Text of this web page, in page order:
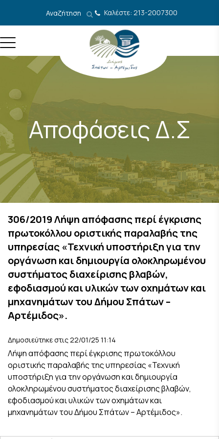
Αναζήτηση Καλέστε: 213-2007300
Αποφάσεις Δ.Σ
306/2019 Λήψη απόφασης περί έγκρισης
πρωτοκόλλου οριστικής παραλαβής της
υπηρεσίας «Τεχνική υποστήριξη για την
οργάνωση και δημιουργία ολοκληρωμένου
συστήματος διαχείρισης βλαβών,
εφοδιασμού και υλικών των οχημάτων και
μηχανημάτων του Δήμου Σπάτων –
Αρτέμιδος».
Δημοσιεύτηκε στις 22/01/25 11:14
Λήψη απόφασης περί έγκρισης πρωτοκόλλου
οριστικής παραλαβής της υπηρεσίας «Τεχνική
υποστήριξη για την οργάνωση και δημιουργία
ολοκληρωμένου συστήματος διαχείρισης βλαβών,
εφοδιασμού και υλικών των οχημάτων και
μηχανημάτων του Δήμου Σπάτων – Αρτέμιδος».